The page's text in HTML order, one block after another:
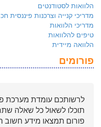
הלוואות לסטודנטים
מדריכי קנייה וצרכנות פיננסית
מדריכי הלוואות
טיפים להלוואות
הלוואה מיידית
פורומים
לרשותכם עומדת מערכת
תוכלו לשאול כל שאלה
פורום תמצאו מידע חשוב